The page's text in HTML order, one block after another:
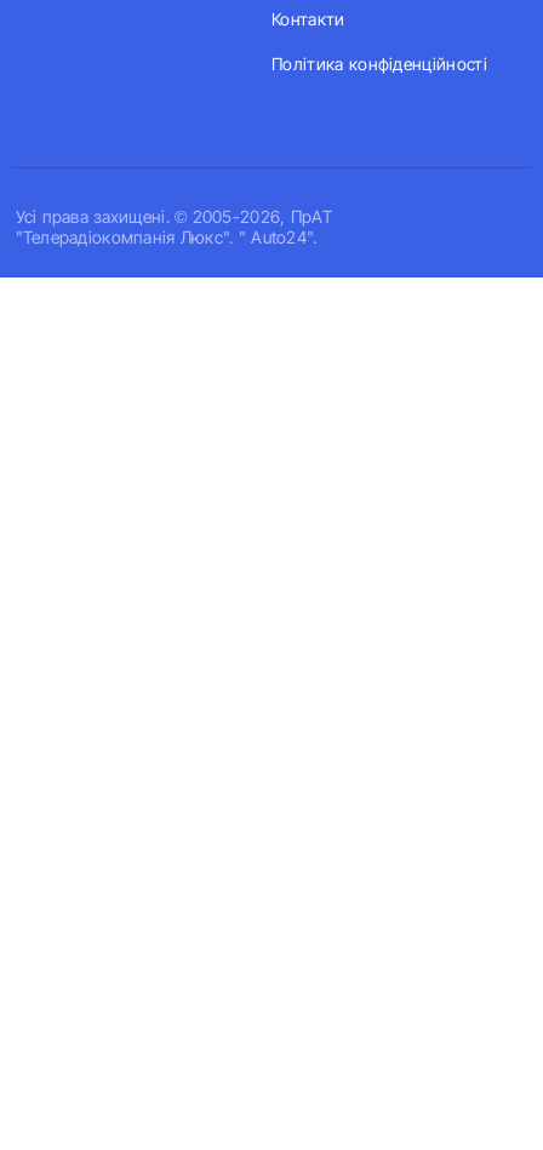
Усi права захищенi. © 2005-2026, ПрАТ
"Телерадіокомпанія Люкс". " Auto24".
Контакти
Політика конфіденційності